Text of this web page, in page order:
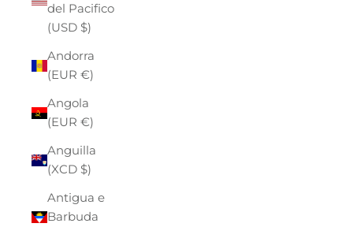
del Pacifico
(USD $)
Andorra
(EUR €)
Angola
(EUR €)
Anguilla
(XCD $)
Antigua e
Barbuda